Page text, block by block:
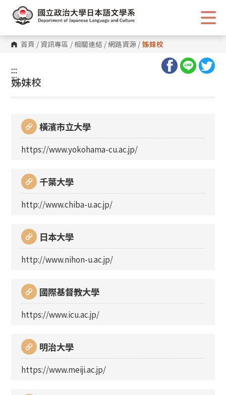
內
容 首頁 / 資訊專區 /相關連結 / 網路資源 / 姊妹校
:::
:::
姊妹校
橫濱市立大學
https://www.yokohama-cu.ac.jp/
千葉大學
http://www.chiba-u.ac.jp/
日本大學
http://www.nihon-u.ac.jp/
國際基督教大學
https://www.icu.ac.jp/
明治大學
https://www.meiji.ac.jp/